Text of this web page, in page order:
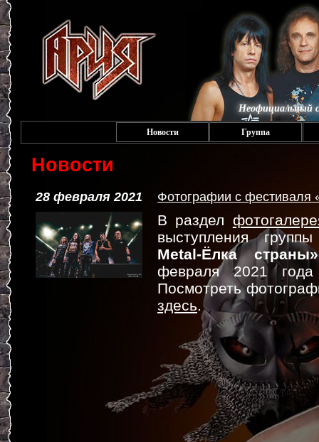
Неофициальный
Новости Группа
Новости
28 февраля 2021 Фотографии с фестиваля
В раздел
выступления
Metal-Ёлка страны»
февраля 2021
Посмотреть
здесь.